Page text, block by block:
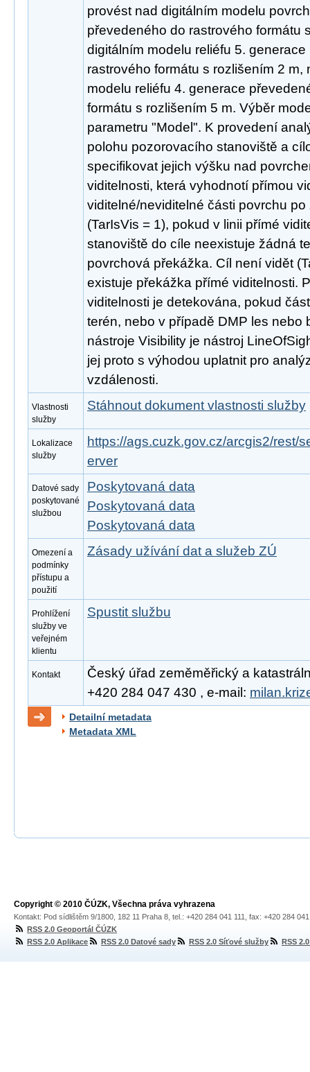
provést nad digitálním modelu
převedeného do rastrového formátu
digitálním modelu reliéfu 5.
rastrového formátu s rozlišením 2 m,
modelu reliéfu 4. generace
formátu s rozlišením 5 m. Výběr
parametru "Model". K provedení
polohu pozorovacího stanoviště a
specifikovat jejich výšku nad
viditelnosti, která vyhodnotí přímou
viditelné/neviditelné části povrchu
(TarIsVis = 1), pokud v linii přímé
stanoviště do cíle neexistuje žádná
povrchová překážka. Cíl není vidět
existuje překážka přímé viditelnosti.
viditelnosti je detekována, pokud
terén, nebo v případě DMP les nebo
nástroje Visibility je nástroj
jej proto s výhodou uplatnit pro
vzdálenosti.
Vlastnosti
služby
Stáhnout dokument vlastnosti služby
Lokalizace
služby
https://ags.cuzk.gov.cz/arcgis2/rest/
erver
Datové sady
poskytované
službou
Poskytovaná data
Poskytovaná data
Poskytovaná data
Omezení a
podmínky
přístupu a
použití
Zásady užívání dat a služeb ZÚ
Prohlížení
služby ve
veřejném
klientu
Spustit službu
Kontakt
Český úřad zeměměřický a
+420 284 047 430 , e-mail:
Detailní metadata
Metadata XML
Copyright © 2010 ČÚZK, Všechna práva vyhrazena
Kontakt: Pod sídlištěm 9/1800, 182 11 Praha 8, tel.: +420 284 041 111, fax: +420 284
RSS 2.0 Geoportál ČÚZK
RSS 2.0 Aplikace
RSS 2.0 Datové sady RSS 2.0 Síťové služby RSS